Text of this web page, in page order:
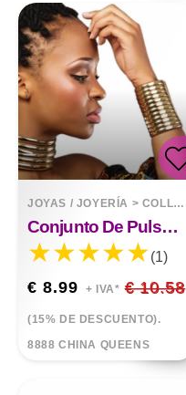
JOYAS / JOYERÍA > COLLARES
Conjunto De Pulsera De Gargantilla De Collar Exagerado
(1)
€ 8.99 + IVA* € 10.58
(15% DE DESCUENTO).
8888 CHINA QUEENS